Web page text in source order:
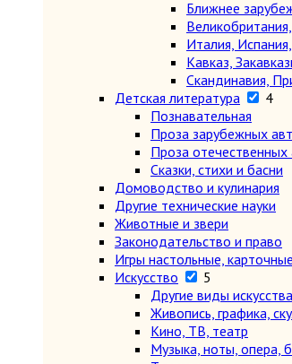
Ближнее
Италия,
Кавказ,
Скандинавия,
Детская литература
4
Познавательная
Проза зарубежных
Проза отечественных
Сказки, стихи и басни
Домоводство и кулинария
Другие технические науки
Животные и звери
Законодательство и право
Игры настольные,
Искусство
5
Другие виды искусства
Живопись, графика,
Кино, ТВ, театр
Музыка, ноты, опера,